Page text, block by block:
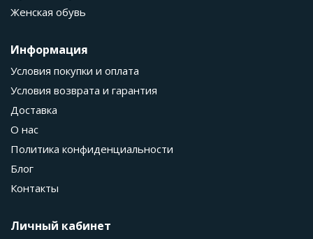
Женская обувь
Информация
Условия покупки и оплата
Условия возврата и гарантия
Доставка
О нас
Политика конфиденциальности
Блог
Контакты
Личный кабинет